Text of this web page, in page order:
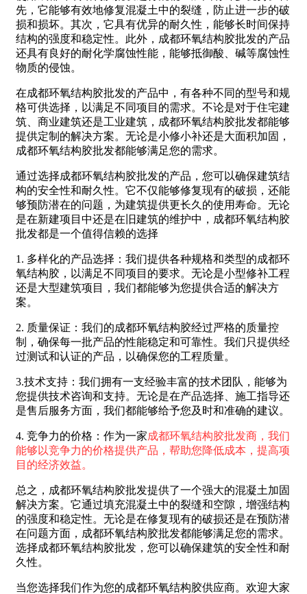
先，它能够有效地修复混凝土中的裂缝，防止进一步的破
损和损坏。其次，它具有优异的耐久性，能够长时间保持
结构的强度和稳定性。此外，成都环氧结构胶批发的产品
还具有良好的耐化学腐蚀性能，能够抵御酸、碱等腐蚀性
物质的侵蚀。
在成都环氧结构胶批发的产品中，有各种不同的型号和规
格可供选择，以满足不同项目的需求。不论是对于住宅建
筑、商业建筑还是工业建筑，成都环氧结构胶批发都能够
提供定制的解决方案。无论是小修小补还是大面积加固，
成都环氧结构胶批发都能够满足您的需求。
通过选择成都环氧结构胶批发的产品，您可以确保建筑结
构的安全性和耐久性。它不仅能够修复现有的破损，还能
够预防潜在的问题，为建筑提供更长久的使用寿命。无论
是在新建项目中还是在旧建筑的维护中，成都环氧结构胶
批发都是一个值得信赖的选择
1. 多样化的产品选择：我们提供各种规格和类型的成都环
氧结构胶，以满足不同项目的要求。无论是小型修补工程
还是大型建筑项目，我们都能够为您提供合适的解决方
案。
2. 质量保证：我们的成都环氧结构胶经过严格的质量控
制，确保每一批产品的性能稳定和可靠性。我们只提供经
过测试和认证的产品，以确保您的工程质量。
3.技术支持：我们拥有一支经验丰富的技术团队，能够为
您提供技术咨询和支持。无论是在产品选择、施工指导还
是售后服务方面，我们都能够给予您及时和准确的建议。
4. 竞争力的价格：作为一家成都环氧结构胶批发商，我们
能够以竞争力的价格提供产品，帮助您降低成本，提高项
目的经济效益。
总之，成都环氧结构胶批发提供了一个强大的混凝土加固
解决方案。它通过填充混凝土中的裂缝和空隙，增强结构
的强度和稳定性。无论是在修复现有的破损还是在预防潜
在问题方面，成都环氧结构胶批发都能够满足您的需求。
选择成都环氧结构胶批发，您可以确保建筑的安全性和耐
久性。
当您选择我们作为您的成都环氧结构胶供应商。欢迎大家